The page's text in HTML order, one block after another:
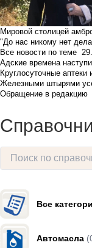
Мировой столицей
"До нас никому нет
Все новости по теме
Адские времена
Круглосуточные
Железными штырями
Обращение в редакцию
Все
Автомасла